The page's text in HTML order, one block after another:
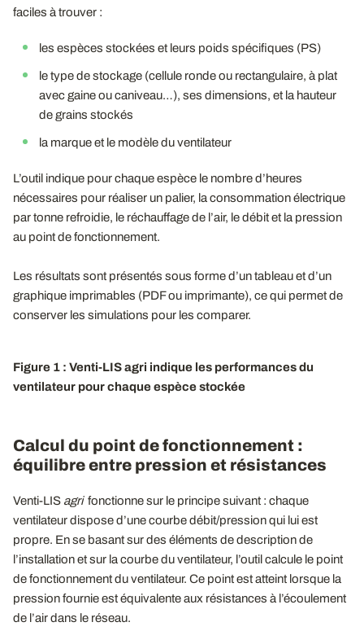
faciles à trouver :
les espèces stockées et leurs poids spécifiques (PS)
le type de stockage (cellule ronde ou rectangulaire, à plat
avec gaine ou caniveau…), ses dimensions, et la hauteur
de grains stockés
la marque et le modèle du ventilateur
L’outil indique pour chaque espèce le nombre d’heures
nécessaires pour réaliser un palier, la consommation électrique
par tonne refroidie, le réchauffage de l’air, le débit et la pression
au point de fonctionnement.
Les résultats sont présentés sous forme d’un tableau et d’un
graphique imprimables (PDF ou imprimante), ce qui permet de
conserver les simulations pour les comparer.
Figure 1 : Venti-LIS agri indique les performances du
ventilateur pour chaque espèce stockée
Calcul du point de fonctionnement :
équilibre entre pression et résistances
Venti-LIS agri fonctionne sur le principe suivant : chaque
ventilateur dispose d’une courbe débit/pression qui lui est
propre. En se basant sur des éléments de description de
l’installation et sur la courbe du ventilateur, l’outil calcule le point
de fonctionnement du ventilateur. Ce point est atteint lorsque la
pression fournie est équivalente aux résistances à l’écoulement
de l’air dans le réseau.